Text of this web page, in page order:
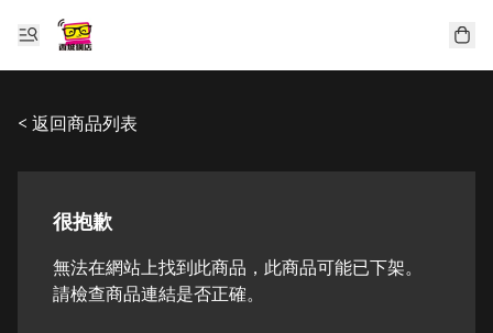
< 返回商品列表
很抱歉
無法在網站上找到此商品，此商品可能已下架。
請檢查商品連結是否正確。